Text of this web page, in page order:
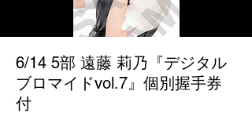
6/14 5部 遠藤 莉乃『デジタル
ブロマイドvol.7』個別握手券
付